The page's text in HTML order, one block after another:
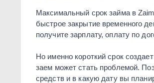
Максимальный срок займа в
быстрое закрытие временного
получите зарплату, оплату по
Но именно короткий срок
заем может стать проблемой.
средств и в какую дату вы